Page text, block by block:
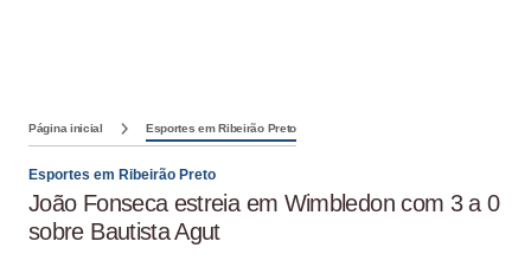
Página inicial Esportes em Ribeirão Preto
Esportes em Ribeirão Preto
João Fonseca estreia em Wimbledon com 3 a 0
sobre Bautista Agut